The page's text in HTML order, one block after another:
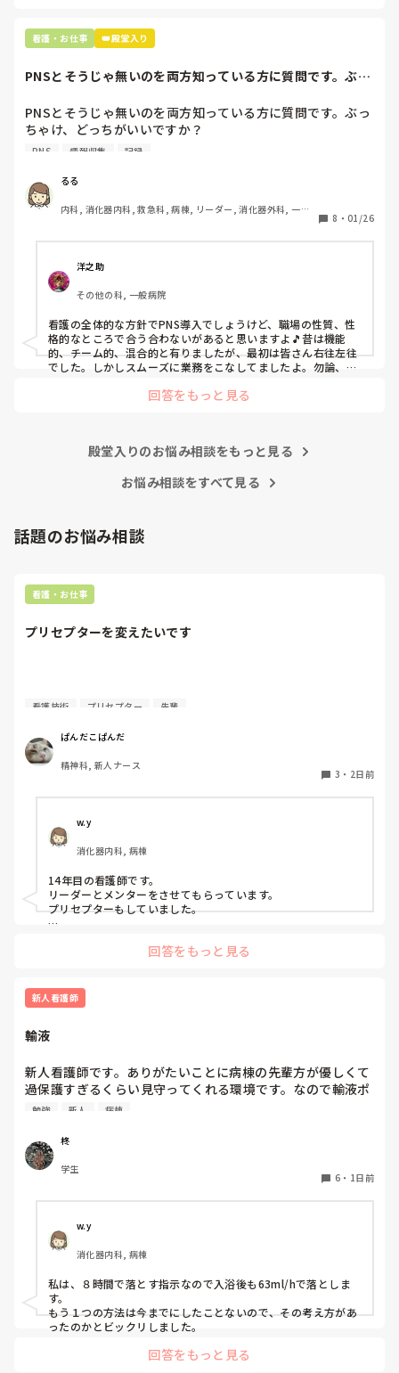
市長さんは、
患者さんに迷惑かけたわけじゃないから大丈夫、
自分が情けなくて情けなくて😭
こんなバカな私をせめて笑い飛ばしてください笑
看護・お仕事 👑殿堂入り
PNSとそうじゃ無いのを両方知っている方に質問です。ぶっ
PNSとそうじゃ無いのを両方知っている方に質問です。ぶっ
ちゃけ、どっちがいいですか？
後、PNSを廃止しました。
私は、そのPNSを廃止した病棟からまだPNSをやっている病
棟に9月に異動してきました。
じざるを得ませんでした。
色々な病棟に入院したことのある患者さんも、「(私が異動
する前の病棟の方が)新人が患者から見てもよく動けてた
よ」と言っていました。
現病棟はPNSだけれども、結局は忙しくて、新人の面倒を見
てられず、清潔ケアや単純に点滴を繋げてくるなど、簡単な
仕事しか新人にさせていませんでした。PNSを廃止した病棟
では、イベントは必ずと言っていいほど新人に担当させて、
ることがどんどん増えていったと思っています。
朝の情報収集にも時間がかかり、結果、患者のことがわから
の意味があるのか疑問です。
やったことないの！？もう10ヶ月なんだから、未経験なこと
新人さんが可愛そう、と感じることもある反面、ペアの先輩
が何か処置をしているけど、ペアの新人はのんびり記録して
がいいんじゃないの？」と声をかけても、「記録終わってな
が、ほとんどの新人に当てはまりました。。。時代柄でしょ
私はどちらかといえば、PNSは好きじゃありません。
でもPNSでやれというからには、もっと業務量に見合った、
新人を指導しながら業務ができるゆとりが欲しいです。
いと思いますか？
PNS 情報収集 記録
るる
内科, 消化器内科, 救急科, 病棟, リーダー, 消化器外科, 一般
8 ・ 01/26
洋之助
その他の科, 一般病院
看護の全体的な方針でPNS導入でしょうけど、職場の性質、性
格的なところで合う合わないがあると思いますよ🎵昔は機能
的、チーム的、混合的と有りましたが、最初は皆さん右往左往
でした。しかしスムーズに業務をこなしてましたよ。勿論、指
と意見交換を行うべきと思いますよ🎵それに人手が足りないの
の向き合い方になると思いますよ🎵僕は昔の人間なので、昔は
いと思います。昔は患者様、スタッフ全員に目を配れる人が沢
るなら実施してみてはどうでしょうか⁉️そういう事と思います
回答をもっと見る
殿堂入りのお悩み相談をもっと見る
お悩み相談をすべて見る
話題のお悩み相談
看護・お仕事
プリセプターを変えたいです
質問失礼します。
4月に入職してまだ少ししか経っていないのですが、プリセ
プターを変えたいと考えています。ただ、同じ病棟の先輩で
もあるため、なかなか相談することができません。
私はもともと人見知りで、自分から悩みや相談事を人に話す
ことが苦手なタイプです。
プリセプターを変えたいと思った理由は、プリセプターとの
入職してすぐのオリエンテーションや研修でプリセプター制
度について説明は受けていましたが、他病棟の同期はすでに
がプリセプターなのか知りませんでした。知ったきっかけ
接伝えてもらえなかったこともあり、その頃からずっと距離
を感じています。
また、人見知りな性格もあって、研修で学んだ看護技術を練
思ってしまい、なかなか声をかけることができません。その
点については、自分自身でも改善しなければいけないと思っ
ています。
一方で、プリセプターは放任主義なのか、研修内容や看護技
術の練習状況について聞かれることはほとんどありません。
「今のうちに練習した方がいいよ」と言われることはありま
私のイメージでは、プリセプターは一緒に技術練習をしてく
れたり、定期的に悩みや困っていることを聞いてくれたりす
る存在だと思っていました。しかし、実際にはそのような関
わりはなく、面談などもありません。そのため、ずっと距離
を感じています。
一方で、他の先輩方は普段の会話の中で「何か困っているこ
とはない？」と気にかけてくださることが多く、そのような
関わりを感じています。しかし、プリセプターに対してはそ
看護技術 プリセプター 先輩
ぱんだこぱんだ
精神科, 新人ナース
3 ・ 2日前
w.y
消化器内科, 病棟
14年目の看護師です。
リーダーとメンターをさせてもらっています。
プリセプターもしていました。
のことを聞いたりしています。
プリセプターの役割は、パンダコパンダさんのイメージどおり
です。ただ、勤務的にプリセプターと同じ日をしょっちゅう作
すが、みんなで１年生を教えるみたいなかんじです。
ターを窓口にしている感じです。
プリセプターが自分の役割を分かっていないのか、自分がプリ
セプターになっていること自体分かっていないのかもしれませ
先輩に話しかけずらいのは良く分かりますが、自分がプリセプ
ティーになっていること挨拶にいきましたか？
今は８月なので、パンダコパンダさんの状況が良くなっている
す。私なら、変えたいってことは言わずに周りにいる先輩に聞
いたり技術練習の相手をお願いします。
話しかけやすい先輩はいますか？
今は大事な時なので、色んな事に悩むのはよく分かります。
変えて欲しいって言ったあとの環境が悪いほうに変わってしま
わないか心配なので、その日にフォローについてくれた先輩に
話しかけたら良いのかなって思います。
プリセプターが付くのが1番いいですが、あまり関わり方を知
らなそうなので。私なら、プリセプターに話を聞きたいところ
回答をもっと見る
新人看護師
輸液
新人看護師です。ありがたいことに病棟の先輩方が優しくて
過保護すぎるくらい見守ってくれる環境です。なので輸液ポ
ンプも最近になってするようになりました。500mlを8時間
ーするためにロックをしてシャワー後に再開する場合の輸液
ポンプの設定の仕方が病棟に2通りあります。当初の予定通
り、500mlの63ml/hで設定する方と、残量をシャワー後から
たりの量を設定してる方の2通りあります。先輩に聞きたい
のですがどちらかのやり方が間違ってる場合、先輩の間違い
を指摘する形になるのが怖くてまだ聞けてないです。みなさ
んはどちらでしているのか教えていただきたいです。
勉強 新人 病棟
柊
学生
6 ・ 1日前
w.y
消化器内科, 病棟
私は、８時間で落とす指示なので入浴後も63ml/hで落としま
す。
もう１つの方法は今までにしたことないので、その考え方があ
ったのかとビックリしました。
回答をもっと見る